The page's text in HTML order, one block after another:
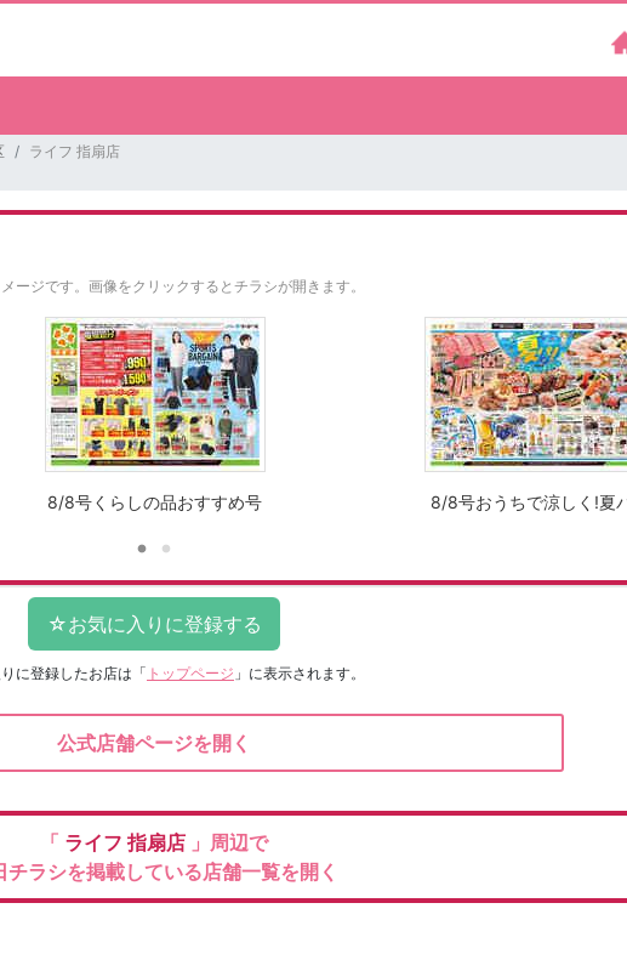
ライフ 指扇店
ージです。 画像をクリックするとチラシが開きます。
8/8号くらしの品おすすめ号 8/8号おうちで涼しく!夏
に登録したお店は 「 トップページ 」に表示されます。
公式店舗ページを開く
「 ライフ 指扇店 」周辺で
チラシを掲載している店舗一覧を開く